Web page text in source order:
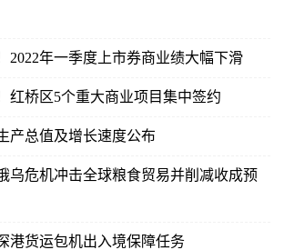
2022年一季度上市券商业绩大幅下滑
红桥区5个重大商业项目集中签约
产总值及增长速度公布
乌危机冲击全球粮食贸易并削减收成预
港货运包机出入境保障任务